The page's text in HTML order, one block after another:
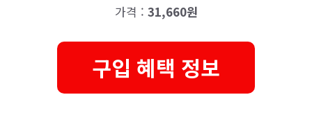
가격 : 31,660원
구입 혜택 정보